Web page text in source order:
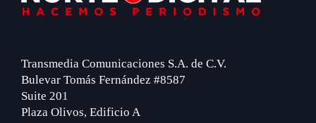
Transmedia Comunicaciones S.A. de C.V.
Bulevar Tomás Fernández #8587
Suite 201
Plaza Olivos, Edificio A